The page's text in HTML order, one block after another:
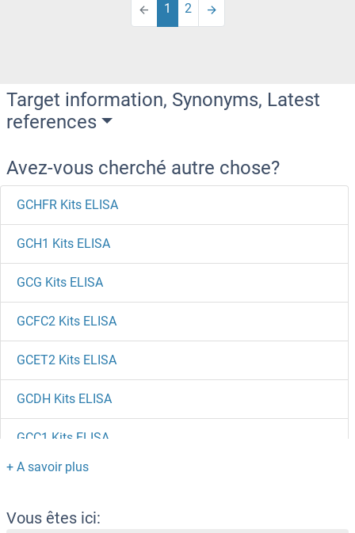
1 2
Target information, Synonyms, Latest
references
Avez-vous cherché autre chose?
GCHFR Kits ELISA
GCH1 Kits ELISA
GCG Kits ELISA
GCFC2 Kits ELISA
GCET2 Kits ELISA
GCDH Kits ELISA
GCC1 Kits ELISA
GC-Rich Promoter Binding Protein 1 Kits ELISA
GBP6 Kits ELISA
Vous êtes ici: